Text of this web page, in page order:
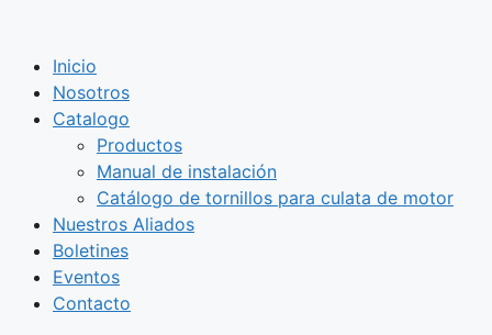
contenido
Inicio
Nosotros
Catalogo
Productos
Manual de instalación
Catálogo de tornillos para culata de motor
Nuestros Aliados
Boletines
Eventos
Contacto